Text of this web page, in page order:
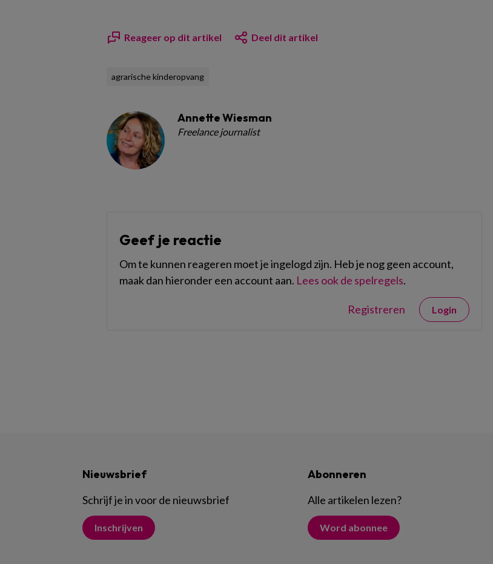
Reageer op dit artikel Deel dit artikel
agrarische kinderopvang
Annette Wiesman
Freelance journalist
Geef je reactie
Om te kunnen reageren moet je ingelogd zijn. Heb je nog geen account,
maak dan hieronder een account aan. Lees ook de spelregels.
Registreren Login
Nieuwsbrief
Schrijf je in voor de nieuwsbrief
Inschrijven
Abonneren
Alle artikelen lezen?
Word abonnee